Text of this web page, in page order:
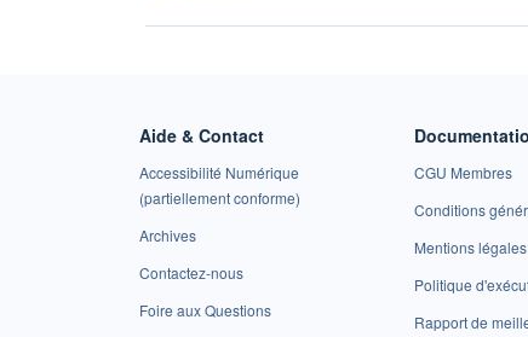
Aide & Contact
Accessibilité Numérique
(partiellement conforme)
Archives
Contactez-nous
Foire aux Questions
CGU Membres
Conditions
Mentions
Politique
Rapport de